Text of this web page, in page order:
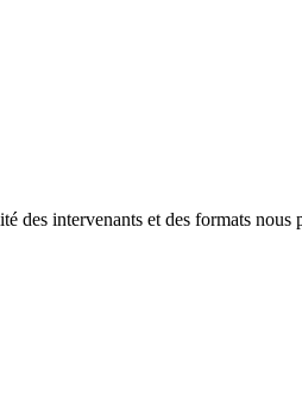
intervenants et des formats